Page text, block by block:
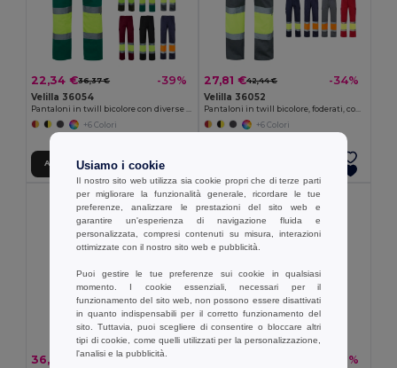
22,34 €36,37 € -39%
Velilla 36054
+6 Colori
Aggiungi al carrello
27,81 €42,44 € -34%
Velilla 36052
+6 Colori
36,75 € -30% -41%
Usiamo i cookie
Il nostro sito web utilizza sia cookie propri che di terze parti
per migliorare la funzionalità generale, ricordare le tue
preferenze, analizzare le prestazioni del sito web e
garantire un'esperienza di navigazione fluida e
personalizzata, compresi contenuti su misura, interazioni
ottimizzate con il nostro sito web e pubblicità.
Puoi gestire le tue preferenze sui cookie in qualsiasi
momento. I cookie essenziali, necessari per il
funzionamento del sito web, non possono essere disattivati
in quanto indispensabili per il corretto funzionamento del
sito. Tuttavia, puoi scegliere di consentire o bloccare altri
tipi di cookie, come quelli utilizzati per la personalizzazione,
l'analisi e la pubblicità.